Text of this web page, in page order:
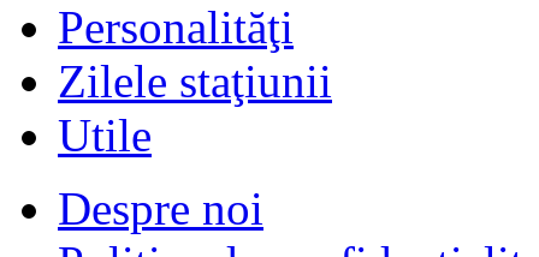
Personalităţi
Zilele staţiunii
Utile
Despre noi